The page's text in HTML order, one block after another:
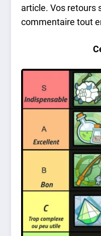
article. Vos retours
commentaire tout